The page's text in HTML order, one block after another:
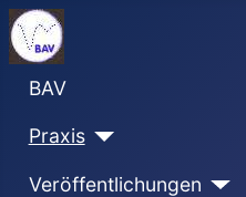
BAV
Praxis
Veröffentlichungen